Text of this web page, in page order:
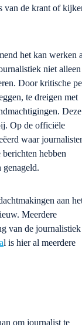
van de krant of
het kan werken
niet alleen
Door kritische
te dreigen met
Deze
Op de officiële
waar
berichten hebben
genageld.
aan
Meerdere
van de
l is hier al meerdere
om journalist te